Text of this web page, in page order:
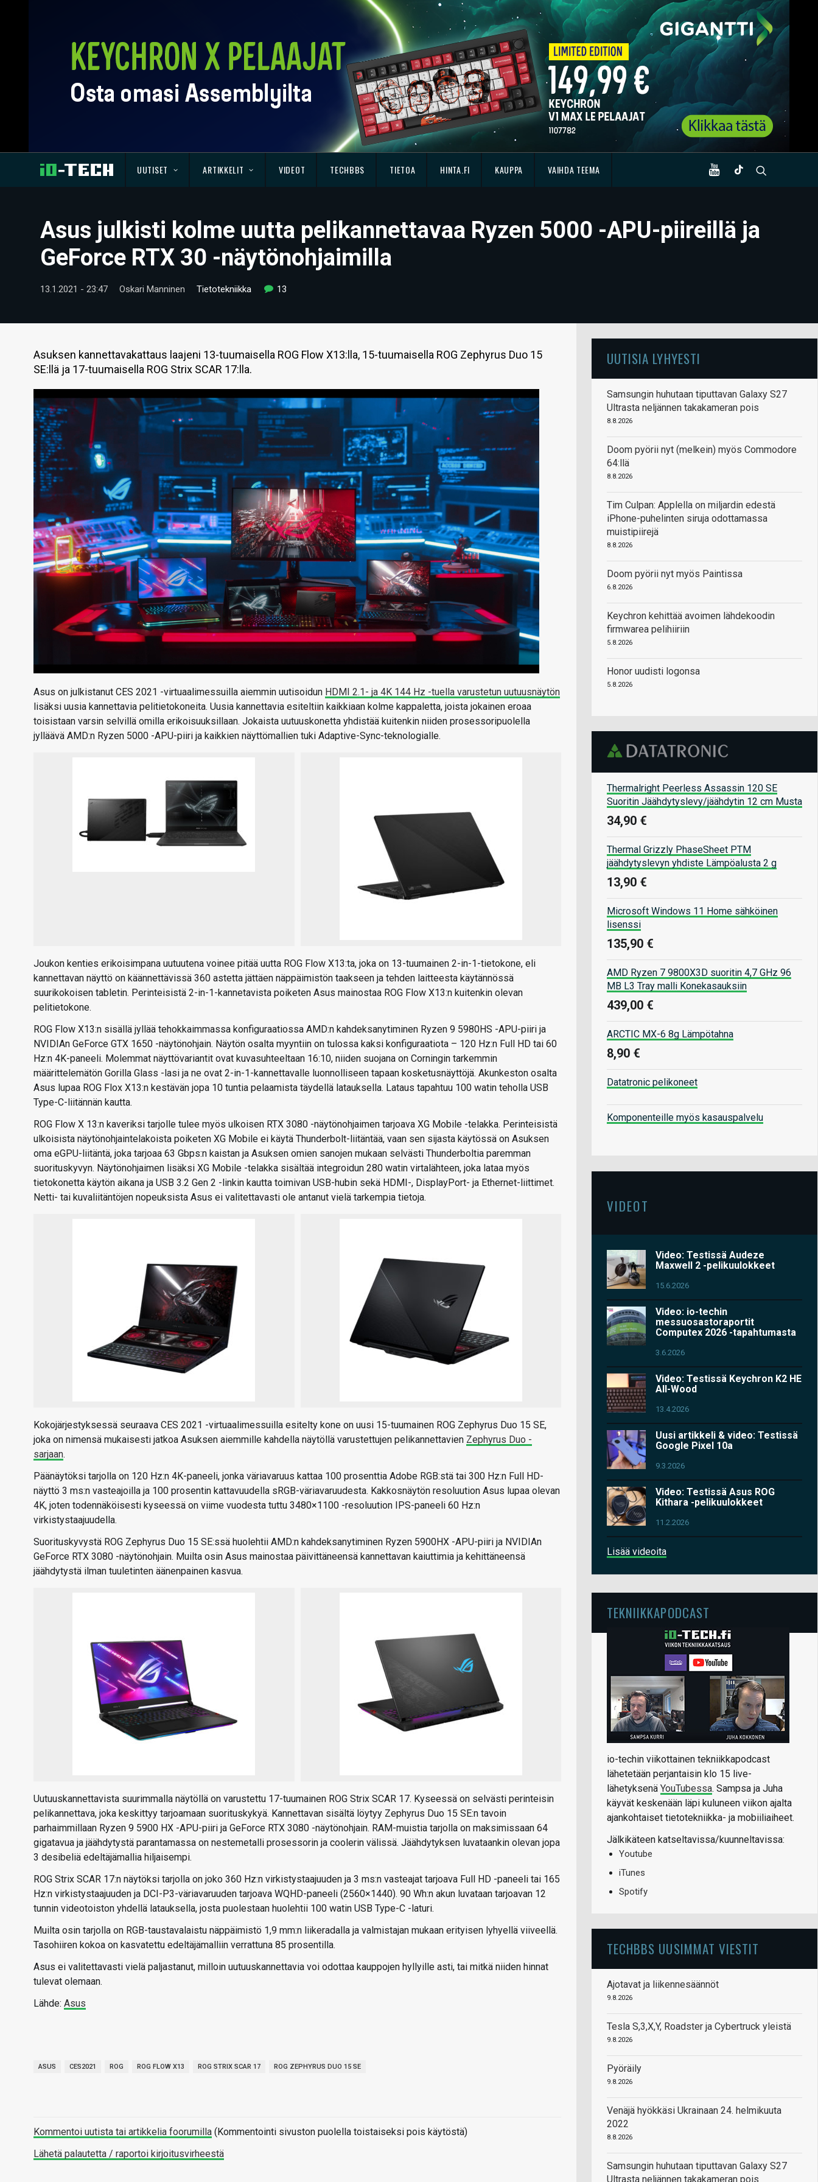
UUTISET ARTIKKELIT VIDEOT TECHBBS TIETOA HINTA.FI KAUPPA VAIHDA TEEMA
Asus julkisti kolme uutta pelikannettavaa Ryzen 5000 -APU-piireillä ja
GeForce RTX 30 -näytönohjaimilla
13.1.2021 - 23:47 Oskari Manninen Tietotekniikka 13
Asuksen kannettavakattaus laajeni 13-tuumaisella ROG Flow X13:lla, 15-tuumaisella ROG Zephyrus Duo 15
SE:llä ja 17-tuumaisella ROG Strix SCAR 17:lla.
Asus on julkistanut CES 2021 -virtuaalimessuilla aiemmin uutisoidun HDMI 2.1- ja 4K 144 Hz -tuella varustetun uutuusnäytön
lisäksi uusia kannettavia pelitietokoneita. Uusia kannettavia esiteltiin kaikkiaan kolme kappaletta, joista jokainen eroaa
toisistaan varsin selvillä omilla erikoisuuksillaan. Jokaista uutuuskonetta yhdistää kuitenkin niiden prosessoripuolella
jylläävä AMD:n Ryzen 5000 -APU-piiri ja kaikkien näyttömallien tuki Adaptive-Sync-teknologialle.
Joukon kenties erikoisimpana uutuutena voinee pitää uutta ROG Flow X13:ta, joka on 13-tuumainen 2-in-1-tietokone, eli
kannettavan näyttö on käännettävissä 360 astetta jättäen näppäimistön taakseen ja tehden laitteesta käytännössä
suurikokoisen tabletin. Perinteisistä 2-in-1-kannetavista poiketen Asus mainostaa ROG Flow X13:n kuitenkin olevan
pelitietokone.
ROG Flow X13:n sisällä jyllää tehokkaimmassa konfiguraatiossa AMD:n kahdeksanytiminen Ryzen 9 5980HS -APU-piiri ja
NVIDIAn GeForce GTX 1650 -näytönohjain. Näytön osalta myyntiin on tulossa kaksi konfiguraatiota – 120 Hz:n Full HD tai 60
Hz:n 4K-paneeli. Molemmat näyttövariantit ovat kuvasuhteeltaan 16:10, niiden suojana on Corningin tarkemmin
määrittelemätön Gorilla Glass -lasi ja ne ovat 2-in-1-kannettavalle luonnolliseen tapaan kosketusnäyttöjä. Akunkeston osalta
Asus lupaa ROG Flox X13:n kestävän jopa 10 tuntia pelaamista täydellä latauksella. Lataus tapahtuu 100 watin teholla USB
Type-C-liitännän kautta.
ROG Flow X 13:n kaveriksi tarjolle tulee myös ulkoisen RTX 3080 -näytönohjaimen tarjoava XG Mobile -telakka. Perinteisistä
ulkoisista näytönohjaintelakoista poiketen XG Mobile ei käytä Thunderbolt-liitäntää, vaan sen sijasta käytössä on Asuksen
oma eGPU-liitäntä, joka tarjoaa 63 Gbps:n kaistan ja Asuksen omien sanojen mukaan selvästi Thunderboltia paremman
suorituskyvyn. Näytönohjaimen lisäksi XG Mobile -telakka sisältää integroidun 280 watin virtalähteen, joka lataa myös
tietokonetta käytön aikana ja USB 3.2 Gen 2 -linkin kautta toimivan USB-hubin sekä HDMI-, DisplayPort- ja Ethernet-liittimet.
Netti- tai kuvaliitäntöjen nopeuksista Asus ei valitettavasti ole antanut vielä tarkempia tietoja.
Kokojärjestyksessä seuraava CES 2021 -virtuaalimessuilla esitelty kone on uusi 15-tuumainen ROG Zephyrus Duo 15 SE,
joka on nimensä mukaisesti jatkoa Asuksen aiemmille kahdella näytöllä varustettujen pelikannettavien Zephyrus Duo -
sarjaan.
Päänäytöksi tarjolla on 120 Hz:n 4K-paneeli, jonka väriavaruus kattaa 100 prosenttia Adobe RGB:stä tai 300 Hz:n Full HD-
näyttö 3 ms:n vasteajoilla ja 100 prosentin kattavuudella sRGB-väriavaruudesta. Kakkosnäytön resoluution Asus lupaa olevan
4K, joten todennäköisesti kyseessä on viime vuodesta tuttu 3480×1100 -resoluution IPS-paneeli 60 Hz:n
virkistystaajuudella.
Suorituskyvystä ROG Zephyrus Duo 15 SE:ssä huolehtii AMD:n kahdeksanytiminen Ryzen 5900HX -APU-piiri ja NVIDIAn
GeForce RTX 3080 -näytönohjain. Muilta osin Asus mainostaa päivittäneensä kannettavan kaiuttimia ja kehittäneensä
jäähdytystä ilman tuuletinten äänenpainen kasvua.
Uutuuskannettavista suurimmalla näytöllä on varustettu 17-tuumainen ROG Strix SCAR 17. Kyseessä on selvästi perinteisin
pelikannettava, joka keskittyy tarjoamaan suorituskykyä. Kannettavan sisältä löytyy Zephyrus Duo 15 SE:n tavoin
parhaimmillaan Ryzen 9 5900 HX -APU-piiri ja GeForce RTX 3080 -näytönohjain. RAM-muistia tarjolla on maksimissaan 64
gigatavua ja jäähdytystä parantamassa on nestemetalli prosessorin ja coolerin välissä. Jäähdytyksen luvataankin olevan jopa
3 desibeliä edeltäjämallia hiljaisempi.
ROG Strix SCAR 17:n näytöksi tarjolla on joko 360 Hz:n virkistystaajuuden ja 3 ms:n vasteajat tarjoava Full HD -paneeli tai 165
Hz:n virkistystaajuuden ja DCI-P3-väriavaruuden tarjoava WQHD-paneeli (2560×1440). 90 Wh:n akun luvataan tarjoavan 12
tunnin videotoiston yhdellä latauksella, josta puolestaan huolehtii 100 watin USB Type-C -laturi.
Muilta osin tarjolla on RGB-taustavalaistu näppäimistö 1,9 mm:n liikeradalla ja valmistajan mukaan erityisen lyhyellä viiveellä.
Tasohiiren kokoa on kasvatettu edeltäjämalliin verrattuna 85 prosentilla.
Asus ei valitettavasti vielä paljastanut, milloin uutuuskannettavia voi odottaa kauppojen hyllyille asti, tai mitkä niiden hinnat
tulevat olemaan.
Lähde: Asus
ASUS CES2021 ROG ROG FLOW X13 ROG STRIX SCAR 17 ROG ZEPHYRUS DUO 15 SE
Kommentoi uutista tai artikkelia foorumilla (Kommentointi sivuston puolella toistaiseksi pois käytöstä)
Lähetä palautetta / raportoi kirjoitusvirheestä
UUTISIA LYHYESTI
Samsungin huhutaan tiputtavan Galaxy S27
Ultrasta neljännen takakameran pois
8.8.2026
Doom pyörii nyt (melkein) myös Commodore
64:llä
8.8.2026
Tim Culpan: Applella on miljardin edestä
iPhone-puhelinten siruja odottamassa
muistipiirejä
8.8.2026
Doom pyörii nyt myös Paintissa
6.8.2026
Keychron kehittää avoimen lähdekoodin
firmwarea pelihiiriin
5.8.2026
Honor uudisti logonsa
5.8.2026
Thermalright Peerless Assassin 120 SE
Suoritin Jäähdytyslevy/jäähdytin 12 cm Musta
34,90 €
Thermal Grizzly PhaseSheet PTM
jäähdytyslevyn yhdiste Lämpöalusta 2 g
13,90 €
Microsoft Windows 11 Home sähköinen
lisenssi
135,90 €
AMD Ryzen 7 9800X3D suoritin 4,7 GHz 96
MB L3 Tray malli Konekasauksiin
439,00 €
ARCTIC MX-6 8g Lämpötahna
8,90 €
Datatronic pelikoneet
Komponenteille myös kasauspalvelu
VIDEOT
Video: Testissä Audeze
Maxwell 2 -pelikuulokkeet
15.6.2026
Video: io-techin
messuosastoraportit
Computex 2026 -tapahtumasta
3.6.2026
Video: Testissä Keychron K2 HE
All-Wood
13.4.2026
Uusi artikkeli & video: Testissä
Google Pixel 10a
9.3.2026
Video: Testissä Asus ROG
Kithara -pelikuulokkeet
11.2.2026
Lisää videoita
TEKNIIKKAPODCAST
io-techin viikottainen tekniikkapodcast
lähetetään perjantaisin klo 15 live-
lähetyksenä YouTubessa. Sampsa ja Juha
käyvät keskenään läpi kuluneen viikon ajalta
ajankohtaiset tietotekniikka- ja mobiiliaiheet.
Jälkikäteen katseltavissa/kuunneltavissa:
Youtube
iTunes
Spotify
TECHBBS UUSIMMAT VIESTIT
Ajotavat ja liikennesäännöt
9.8.2026
Tesla S,3,X,Y, Roadster ja Cybertruck yleistä
9.8.2026
Pyöräily
9.8.2026
Venäjä hyökkäsi Ukrainaan 24. helmikuuta
2022
8.8.2026
Samsungin huhutaan tiputtavan Galaxy S27
Ultrasta neljännen takakameran pois